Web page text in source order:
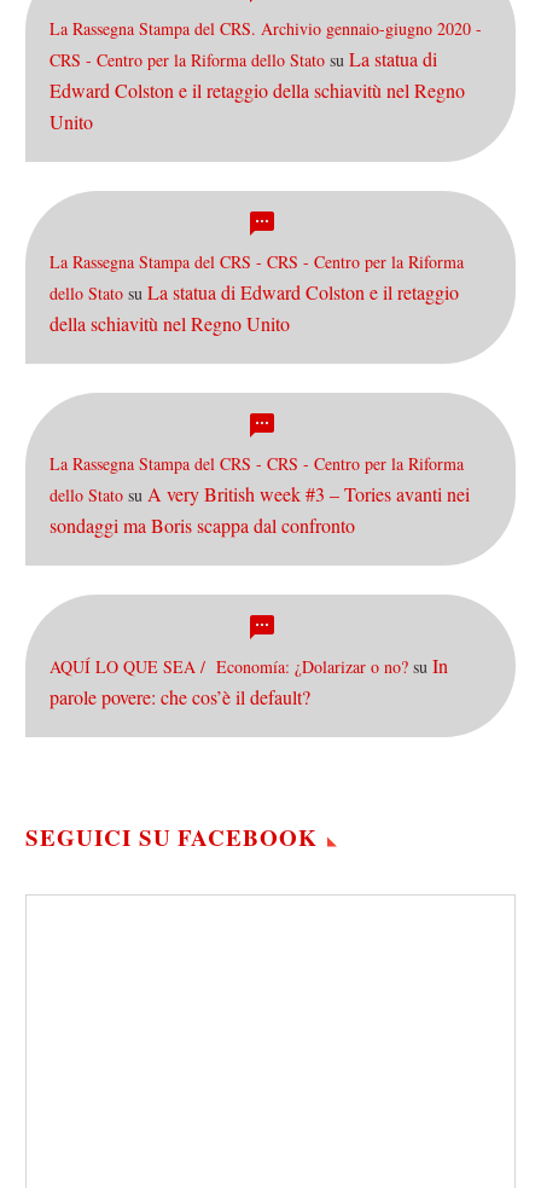
La Rassegna Stampa del CRS. Archivio gennaio-giugno 2020 -
CRS - Centro per la Riforma dello Stato su La statua di
Edward Colston e il retaggio della schiavitù nel Regno
Unito
La Rassegna Stampa del CRS - CRS - Centro per la Riforma
dello Stato su La statua di Edward Colston e il retaggio
della schiavitù nel Regno Unito
La Rassegna Stampa del CRS - CRS - Centro per la Riforma
dello Stato su A very British week #3 – Tories avanti nei
sondaggi ma Boris scappa dal confronto
AQUÍ LO QUE SEA / Economía: ¿Dolarizar o no? su In
parole povere: che cos’è il default?
SEGUICI SU FACEBOOK